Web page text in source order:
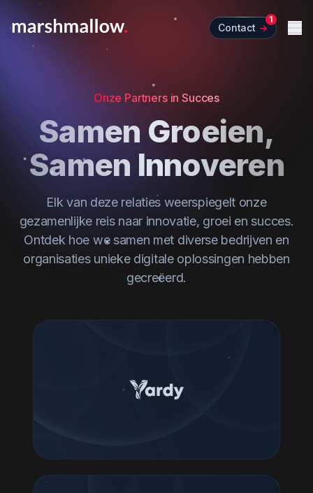
Contact ->
1
Onze Partners in Succes
Samen Groeien,
Samen Innoveren
Elk van deze relaties weerspiegelt onze
gezamenlijke reis naar innovatie, groei en succes.
Ontdek hoe we samen met diverse bedrijven en
organisaties unieke digitale oplossingen hebben
gecreëerd.